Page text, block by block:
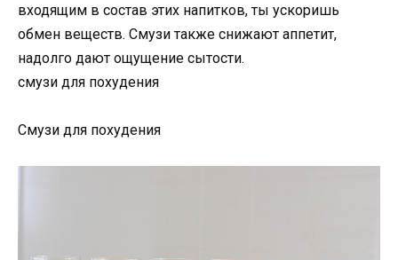
входящим в состав этих напитков, ты ускоришь
обмен веществ. Смузи также снижают аппетит,
надолго дают ощущение сытости.
смузи для похудения
Смузи для похудения